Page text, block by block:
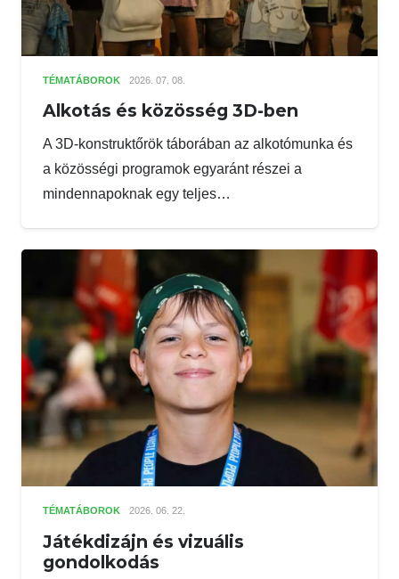
TÉMATÁBOROK 2026. 07. 08.
Alkotás és közösség 3D-ben
A 3D-konstruktőrök táborában az alkotómunka és
a közösségi programok egyaránt részei a
mindennapoknak egy teljes…
TÉMATÁBOROK 2026. 06. 22.
Játékdizájn és vizuális
gondolkodás